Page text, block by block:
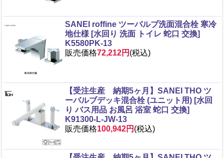
SANEI roffine ツーバルブ洗面混合栓 寒冷
地仕様 [水回り 洗面 トイレ 蛇口 交換]
K5580PK-13
販売価格72,212円 (税込)
【受注生産 納期5ヶ月】SANEI THO ツ
ーバルブデッキ混合栓 (ユニット用) [水回
り バス用品 お風呂 浴室 蛇口 交換]
K91300-L-JW-13
販売価格100,942円 (税込)